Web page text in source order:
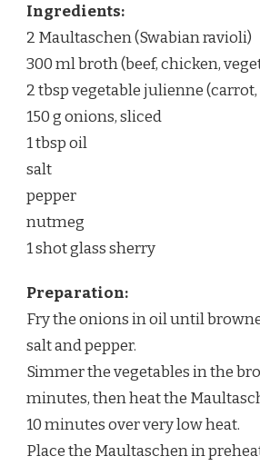
Ingredients:
2 Maultaschen (Swabian ravioli)
300 ml broth (beef, chicken,
2 tbsp vegetable julienne (carrot,
150 g onions, sliced
1 tbsp oil
salt
pepper
nutmeg
1 shot glass sherry
Preparation:
Fry the onions in oil until
salt and pepper.
Simmer the vegetables in the
minutes, then heat the
10 minutes over very low heat.
Place the Maultaschen in